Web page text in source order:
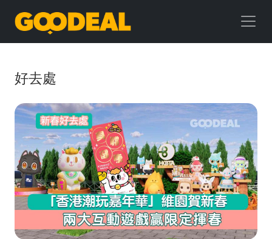
GOODEAL
早
早
鳥
好去處